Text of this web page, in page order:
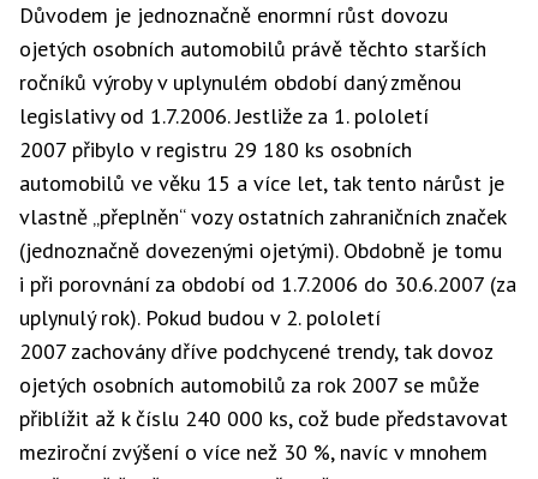
Důvodem je jednoznačně enormní růst dovozu
ojetých osobních automobilů právě těchto starších
ročníků výroby v uplynulém období daný změnou
legislativy od 1.7.2006. Jestliže za 1. pololetí
2007 přibylo v registru 29 180 ks osobních
automobilů ve věku 15 a více let, tak tento nárůst je
vlastně „přeplněn“ vozy ostatních zahraničních značek
(jednoznačně dovezenými ojetými). Obdobně je tomu
i při porovnání za období od 1.7.2006 do 30.6.2007 (za
uplynulý rok). Pokud budou v 2. pololetí
2007 zachovány dříve podchycené trendy, tak dovoz
ojetých osobních automobilů za rok 2007 se může
přiblížit až k číslu 240 000 ks, což bude představovat
meziroční zvýšení o více než 30 %, navíc v mnohem